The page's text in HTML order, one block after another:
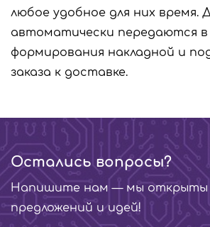
любое удобное для них время.
автоматически передаются в
формирования накладной и
заказа к доставке.
Остались вопросы?
Напишите нам — мы открыты
предложений и идей!